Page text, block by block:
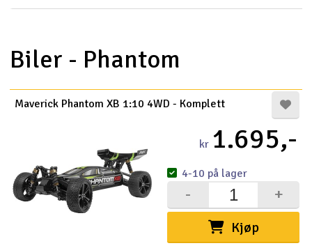
Biler - Phantom
Maverick Phantom XB 1:10 4WD - Komplett
kr 1.695,-
Kjøp
+
-
4-10 på lager